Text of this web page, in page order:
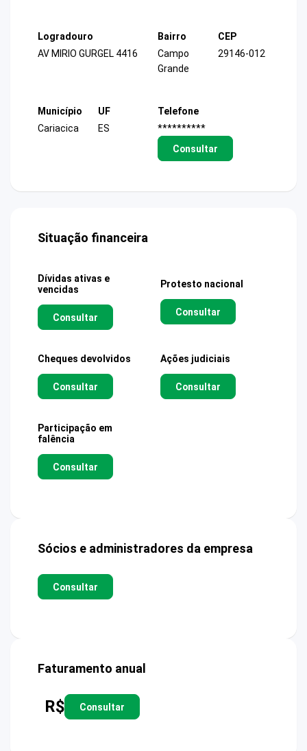
Logradouro
AV MIRIO GURGEL 4416
Bairro
Campo
Grande
CEP
29146-012
Município
Cariacica
UF
ES
Telefone
**********
Consultar
Situação financeira
Dívidas ativas e
vencidas
Consultar
Protesto nacional
Consultar
Cheques devolvidos
Consultar
Ações judiciais
Consultar
Participação em
falência
Consultar
Sócios e administradores da empresa
Consultar
Faturamento anual
R$ Consultar